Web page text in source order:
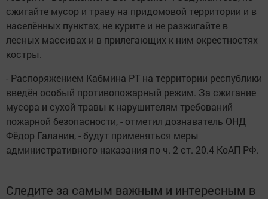
сжигайте мусор и траву на придомовой территории и в
населённых пунктах, не курите и не разжигайте в
лесных массивах и в прилегающих к ним окрестностях
костры.
- Распоряжением Кабмина РТ на территории республики
введён особый противопожарный режим. За сжигание
мусора и сухой травы к нарушителям требований
пожарной безопасности, - отметил дознаватель ОНД
Фёдор Галанин, - будут применяться меры
административного наказания по ч. 2 ст. 20.4 КоАП РФ.
Следите за самым важным и интересным в